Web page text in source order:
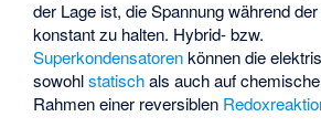
der Lage ist, die Spannung während
konstant zu halten. Hybrid- bzw.
Superkondensatorenkönnen die
sowohlstatischals auch auf
Rahmen einer reversiblen